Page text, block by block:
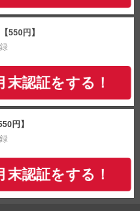
550円】
末認証をする！
円】
末認証をする！